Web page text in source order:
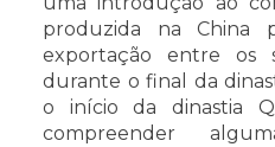
produzida na China
exportação entre os
durante o final da
o início da dinastia
compreender